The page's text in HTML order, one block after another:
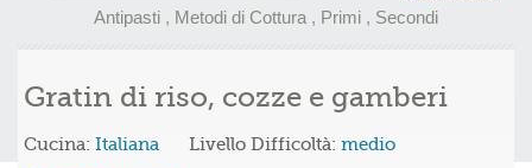
Antipasti , Metodi di Cottura , Primi , Secondi
Gratin di riso, cozze e gamberi
Cucina: Italiana Livello Difficoltà: medio